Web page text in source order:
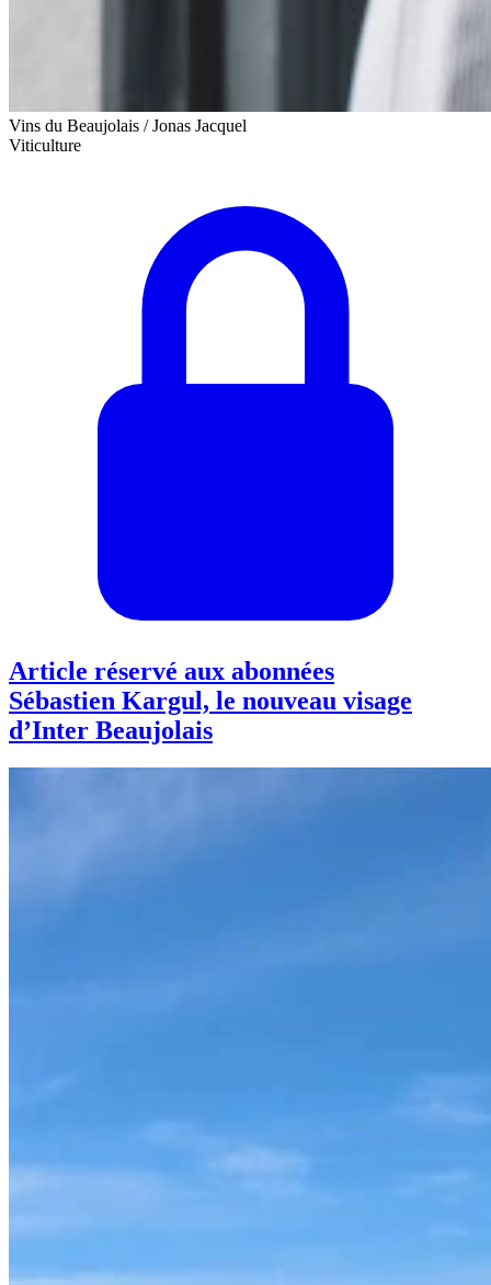
Vins du Beaujolais / Jonas Jacquel
Viticulture
Article réservé aux abonnées
Sébastien Kargul, le nouveau visage
d’Inter Beaujolais